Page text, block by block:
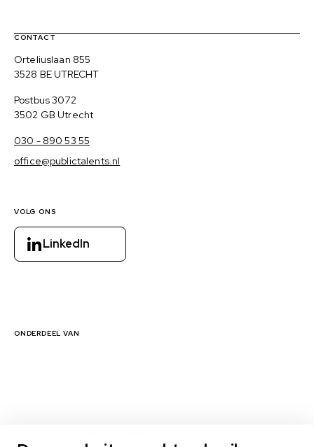
Contact, verdere links en colofon
CONTACT
Bezoekadres
Orteliuslaan 855
3528 BE UTRECHT
Postadres
Postbus 3072
3502 GB Utrecht
030 - 890 53 55
office@publictalents.nl
VOLG ONS
LinkedIn
ONDERDEEL VAN